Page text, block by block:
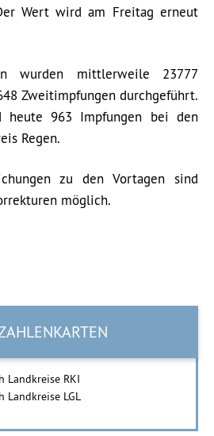
Wert wird am Freitag erneut
wurden mittlerweile 23777
Zweitimpfungen durchgeführt.
heute 963 Impfungen bei den
Regen.
zu den Vortagen sind
möglich.
Landkreise RKI
Landkreise LGL